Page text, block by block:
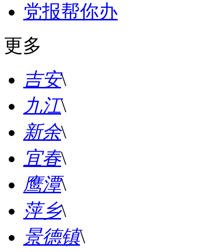
党报帮你办
更多
吉安\
九江\
新余\
宜春\
鹰潭\
萍乡\
景德镇\